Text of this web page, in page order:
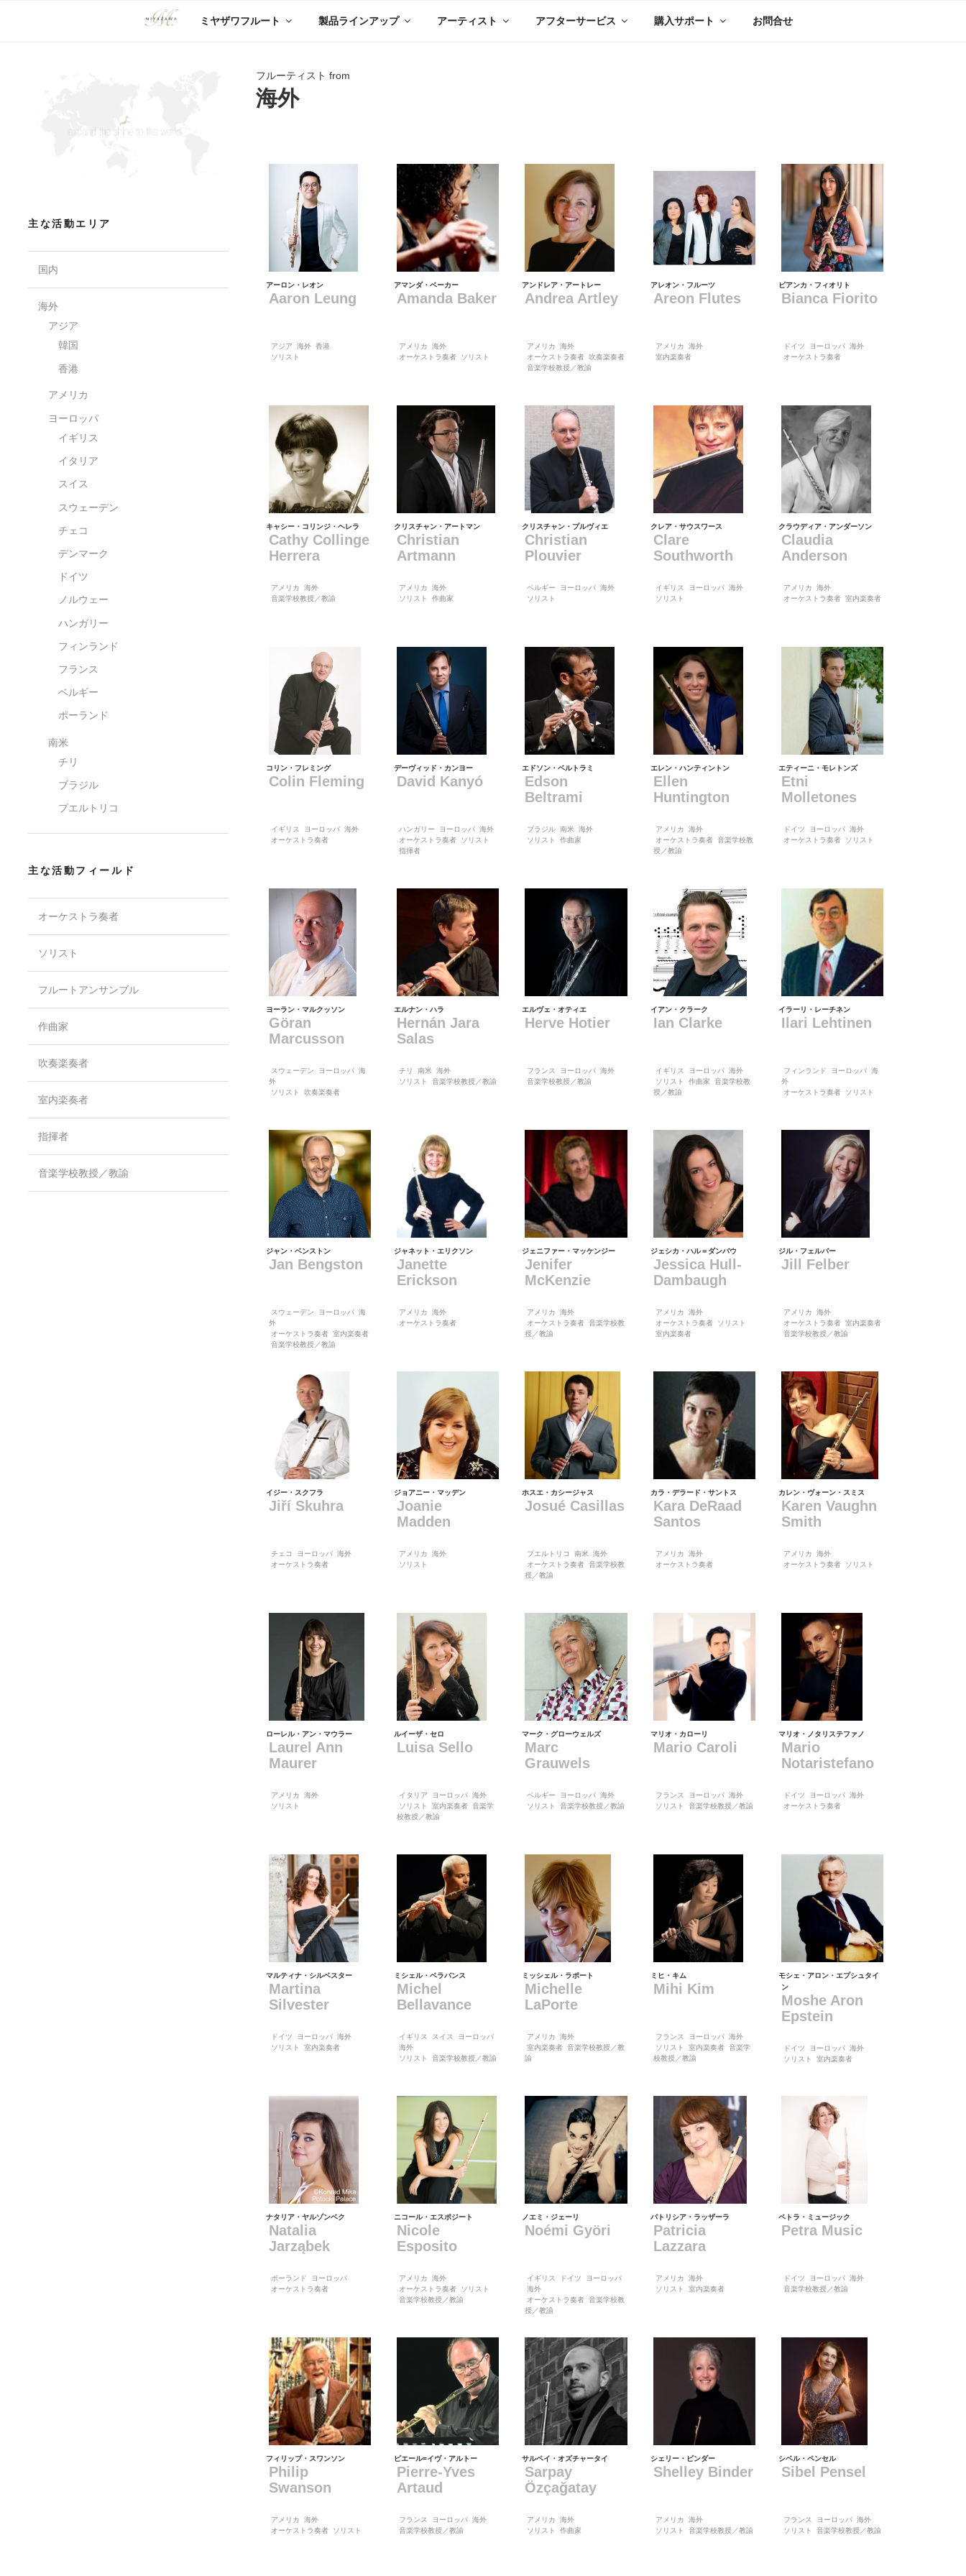
ミヤザワフルート 製品ラインアップ アーティスト アフターサービス 購入サポート お問合せ
フルーティスト from
海外
アーロン・レオン
Aaron Leung
アジア 海外 香港
ソリスト
アマンダ・ベーカー
Amanda Baker
アメリカ
海外
オーケストラ奏者
ソリスト
アンドレア・アートレー
Andrea Artley
アメリカ
海外
オーケストラ奏者 吹奏楽奏者
音楽学校教授／教諭
アレオン・フルーツ
Areon Flutes
アメリカ
海外
室内楽奏者
ビアンカ・フィオリト
Bianca Fiorito
ドイツ ヨーロッパ 海外
オーケストラ奏者
キャシー・コリンジ・ヘレラ
Cathy Collinge
Herrera
アメリカ
海外
音楽学校教授／教諭
クリスチャン・アートマン
Christian
Artmann
アメリカ
海外
ソリスト
作曲家
クリスチャン・プルヴィエ
Christian
Plouvier
ベルギー ヨーロッパ 海外
ソリスト
クレア・サウスワース
Clare
Southworth
イギリス ヨーロッパ 海外
ソリスト
クラウディア・アンダーソン
Claudia
Anderson
アメリカ
海外
オーケストラ奏者 室内楽奏者
コリン・フレミング
Colin Fleming
イギリス ヨーロッパ 海外
オーケストラ奏者
デーヴィッド・カンヨー
David Kanyó
ハンガリー ヨーロッパ 海外
オーケストラ奏者
ソリスト
指揮者
エドソン・ベルトラミ
Edson
Beltrami
ブラジル 南米 海外
ソリスト
作曲家
エレン・ハンティントン
Ellen
Huntington
アメリカ
海外
オーケストラ奏者 音楽学校教
授／教諭
エティーニ・モレトンズ
Etni
Molletones
ドイツ ヨーロッパ 海外
オーケストラ奏者
ソリスト
ヨーラン・マルクッソン
Göran
Marcusson
スウェーデン ヨーロッパ 海
外
ソリスト
吹奏楽奏者
エルナン・ハラ
Hernán Jara
Salas
チリ 南米 海外
ソリスト
音楽学校教授／教諭
エルヴェ・オティエ
Herve Hotier
フランス ヨーロッパ 海外
音楽学校教授／教諭
イアン・クラーク
Ian Clarke
イギリス ヨーロッパ 海外
ソリスト
作曲家
音楽学校教
授／教諭
イラーリ・レーチネン
Ilari Lehtinen
フィンランド ヨーロッパ 海
外
オーケストラ奏者
ソリスト
ジャン・ベンストン
Jan Bengston
スウェーデン ヨーロッパ 海
外
オーケストラ奏者 室内楽奏者
音楽学校教授／教諭
ジャネット・エリクソン
Janette
Erickson
アメリカ
海外
オーケストラ奏者
ジェニファー・マッケンジー
Jenifer
McKenzie
アメリカ
海外
オーケストラ奏者 音楽学校教
授／教諭
ジェシカ・ハル＝ダンバウ
Jessica Hull-
Dambaugh
アメリカ
海外
オーケストラ奏者
ソリスト
室内楽奏者
ジル・フェルバー
Jill Felber
アメリカ
海外
オーケストラ奏者 室内楽奏者
音楽学校教授／教諭
イジー・スクフラ
Jiří Skuhra
チェコ ヨーロッパ 海外
オーケストラ奏者
ジョアニー・マッデン
Joanie
Madden
アメリカ
海外
ソリスト
ホスエ・カシージャス
Josué Casillas
プエルトリコ 南米 海外
オーケストラ奏者 音楽学校教
授／教諭
カラ・デラード・サントス
Kara DeRaad
Santos
アメリカ
海外
オーケストラ奏者
カレン・ヴォーン・スミス
Karen Vaughn
Smith
アメリカ
海外
オーケストラ奏者
ソリスト
ローレル・アン・マウラー
Laurel Ann
Maurer
アメリカ
海外
ソリスト
ルイーザ・セロ
Luisa Sello
イタリア ヨーロッパ 海外
ソリスト
室内楽奏者 音楽学
校教授／教諭
マーク・グローウェルズ
Marc
Grauwels
ベルギー ヨーロッパ 海外
ソリスト
音楽学校教授／教諭
マリオ・カローリ
Mario Caroli
フランス ヨーロッパ 海外
ソリスト
音楽学校教授／教諭
マリオ・ノタリステファノ
Mario
Notaristefano
ドイツ ヨーロッパ 海外
オーケストラ奏者
マルティナ・シルベスター
Martina
Silvester
ドイツ ヨーロッパ 海外
ソリスト
室内楽奏者
ミシェル・ベラバンス
Michel
Bellavance
イギリス スイス
ヨーロッパ
海外
ソリスト
音楽学校教授／教諭
ミッシェル・ラポート
Michelle
LaPorte
アメリカ
海外
室内楽奏者 音楽学校教授／教
諭
ミヒ・キム
Mihi Kim
フランス ヨーロッパ 海外
ソリスト
室内楽奏者 音楽学
校教授／教諭
モシェ・アロン・エプシュタイ
ン
Moshe Aron
Epstein
ドイツ ヨーロッパ 海外
ソリスト
室内楽奏者
ナタリア・ヤルゾンベク
Natalia
Jarząbek
ポーランド
ヨーロッパ
オーケストラ奏者
ニコール・エスポジート
Nicole
Esposito
アメリカ
海外
オーケストラ奏者
ソリスト
音楽学校教授／教諭
ノエミ・ジェーリ
Noémi Györi
イギリス ドイツ
ヨーロッパ
海外
オーケストラ奏者 音楽学校教
授／教諭
パトリシア・ラッザーラ
Patricia
Lazzara
アメリカ
海外
ソリスト
室内楽奏者
ペトラ・ミュージック
Petra Music
ドイツ ヨーロッパ 海外
音楽学校教授／教諭
フィリップ・スワンソン
Philip
Swanson
アメリカ
海外
オーケストラ奏者
ソリスト
ピエール=イヴ・アルトー
Pierre-Yves
Artaud
フランス ヨーロッパ 海外
音楽学校教授／教諭
サルペイ・オズチャータイ
Sarpay
Özçağatay
アメリカ
海外
ソリスト
作曲家
シェリー・ビンダー
Shelley Binder
アメリカ
海外
ソリスト
音楽学校教授／教諭
シベル・ペンセル
Sibel Pensel
フランス ヨーロッパ 海外
ソリスト
音楽学校教授／教諭
主な活動エリア
国内
海外
アジア
韓国
香港
アメリカ
ヨーロッパ
イギリス
イタリア
スイス
スウェーデン
チェコ
デンマーク
ドイツ
ノルウェー
ハンガリー
フィンランド
フランス
ベルギー
ポーランド
南米
チリ
ブラジル
プエルトリコ
主な活動フィールド
オーケストラ奏者
ソリスト
フルートアンサンブル
作曲家
吹奏楽奏者
室内楽奏者
指揮者
音楽学校教授／教諭